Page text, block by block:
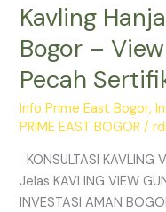
Kavling
Bogor –
Pecah
Info Prime East Bogor,
PRIME EAST BOGOR /
KONSULTASI
Jelas KAVLING VIEW
INVESTASI AMAN